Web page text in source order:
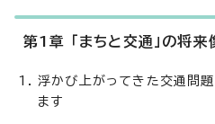
第1章 「まちと交通」の将来
浮かび上がってきた交通問
ます